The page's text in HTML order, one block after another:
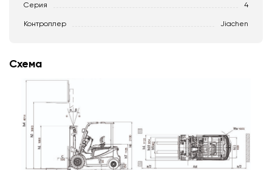
Серия 4
Контроллер Jiachen
Схема